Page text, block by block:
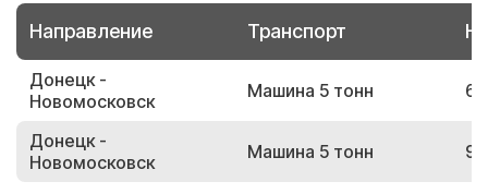
Направление Транспорт
Донецк -
Новомосковск
Машина 5 тонн
Донецк -
Новомосковск
Машина 5 тонн